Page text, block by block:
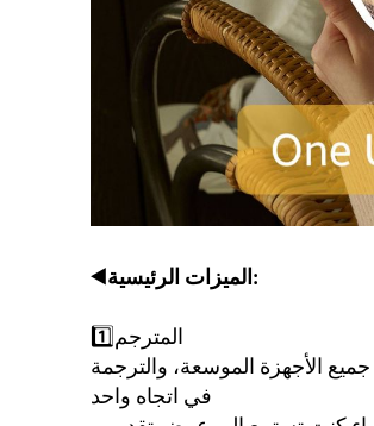
◀️ الميزات الرئيسية:
1️⃣المترجم
الأجهزة الموسعة، والترجمة
في اتجاه واحد